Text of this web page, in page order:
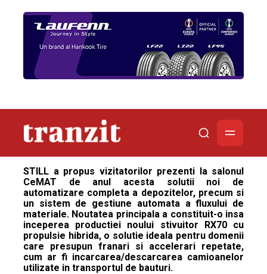
STILL a propus vizitatorilor prezenti la salonul
CeMAT de anul acesta solutii noi de
automatizare completa a depozitelor, precum si
un sistem de gestiune automata a fluxului de
materiale. Noutatea principala a constituit-o insa
inceperea productiei noului stivuitor RX70 cu
propulsie hibrida, o solutie ideala pentru domenii
care presupun franari si accelerari repetate,
cum ar fi incarcarea/descarcarea camioanelor
utilizate in transportul de bauturi.